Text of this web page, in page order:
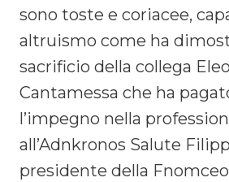
sono toste e coriacee,
altruismo come ha
sacrificio della collega
Cantamessa che ha
l’impegno nella
all’Adnkronos Salute
presidente della